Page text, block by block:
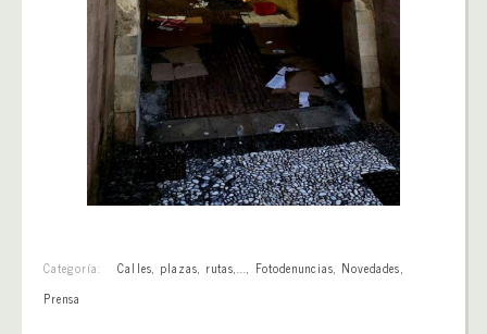
Categoría: Calles, plazas, rutas,..., Fotodenuncias, Novedades,
Prensa